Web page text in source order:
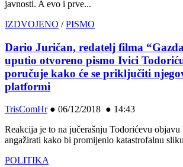
javnosti. A evo i prve...
IZDVOJENO /PISMO
Dario Juričan, redatelj filma
uputio otvoreno pismo Ivici
poručuje kako će se priključiti
platformi
TrisComHr● 06/12/2018 ● 14:43
Reakcija je to na jučerašnju Todorićevu
angažirati kako bi promijenio katastrofalnu
POLITIKA